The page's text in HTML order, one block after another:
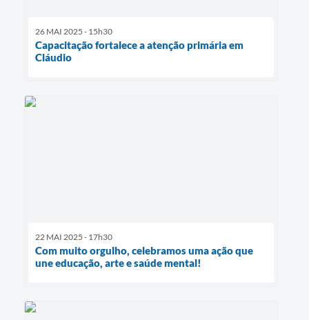
26 MAI 2025 - 15h30
Capacitação fortalece a atenção primária em
Cláudio
22 MAI 2025 - 17h30
Com muito orgulho, celebramos uma ação que
une educação, arte e saúde mental!